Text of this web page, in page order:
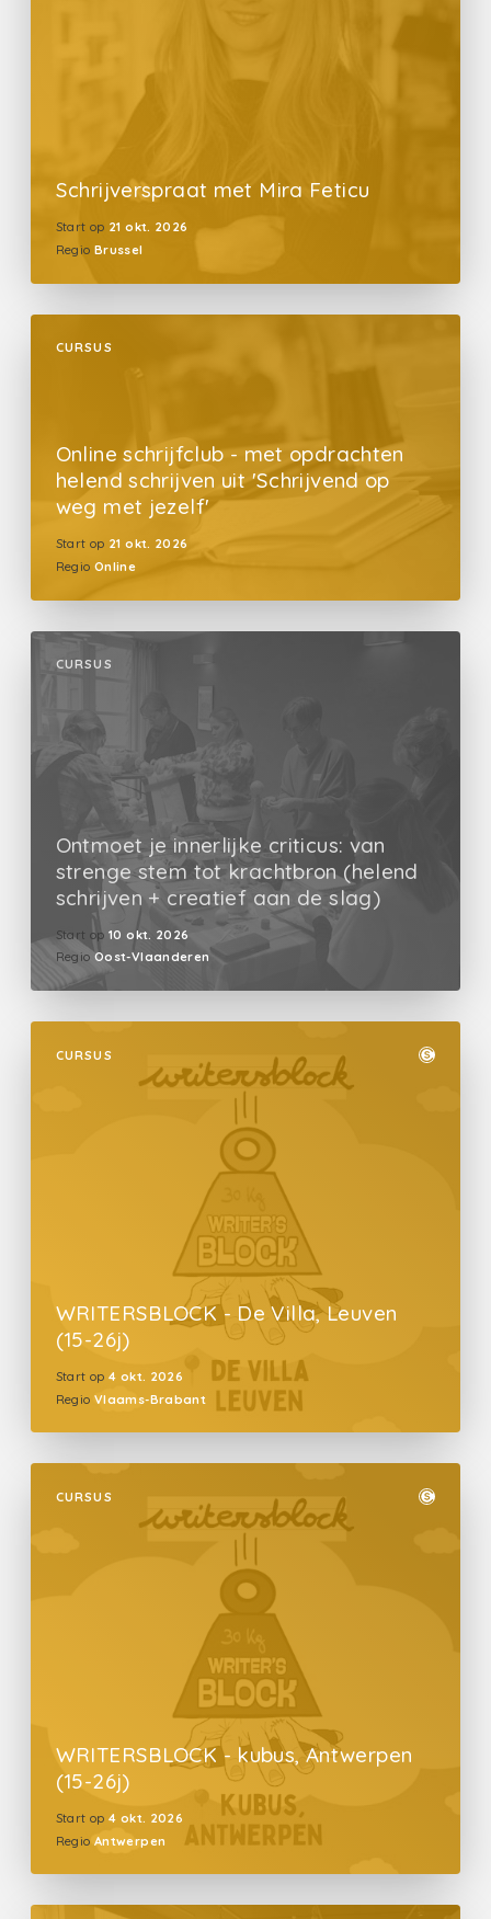
Schrijverspraat met Mira Feticu
Start op 21 okt. 2026
Regio Brussel
CURSUS
Online schrijfclub - met opdrachten
helend schrijven uit 'Schrijvend op
weg met jezelf'
Start op 21 okt. 2026
Regio Online
CURSUS
Ontmoet je innerlijke criticus: van
strenge stem tot krachtbron (helend
schrijven + creatief aan de slag)
Start op 10 okt. 2026
Regio Oost-Vlaanderen
CURSUS
WRITERSBLOCK - De Villa, Leuven
(15-26j)
Start op 4 okt. 2026
Regio Vlaams-Brabant
CURSUS
WRITERSBLOCK - kubus, Antwerpen
(15-26j)
Start op 4 okt. 2026
Regio Antwerpen